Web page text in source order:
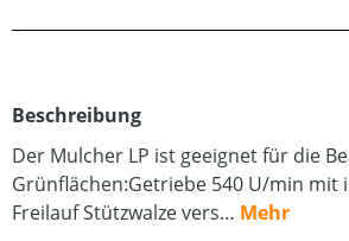
Beschreibung
Der Mulcher LP ist geeignet für die
Grünflächen:Getriebe 540 U/min mit
Freilauf Stützwalze vers… Mehr